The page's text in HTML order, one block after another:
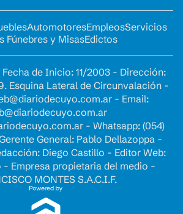
AutomotoresEmpleosServicios
Fúnebres y MisasEdictos
de Inicio: 11/2003 - Dirección:
Esquina Lateral de Circunvalación -
- Email:
- Whatsapp: (054)
General: Pablo Dellazoppa -
Diego Castillo - Editor Web:
- Empresa propietaria del medio -
MONTES S.A.C.I.F.